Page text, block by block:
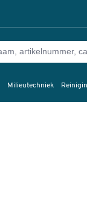
Milieutechniek